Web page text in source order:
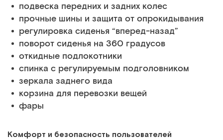
подвеска передних и задних колес
прочные шины и защита от опрокидывания
регулировка сиденья “вперед-назад”
поворот сиденья на 360 градусов
откидные подлокотники
спинка с регулируемым подголовником
зеркала заднего вида
корзина для перевозки вещей
фары
Комфорт и безопасность пользователей